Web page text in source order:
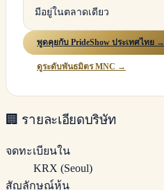
มีอยู่ในตลาดเดียว
พูดคุยกับ PrideShow ประเทศไทย →
ดูระดับพันธมิตร MNC →
🏢 รายละเอียดบริษัท
จดทะเบียนใน
KRX (Seoul)
สัญลักษณ์หุ้น